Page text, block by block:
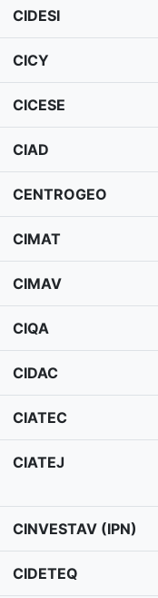
CIDESI
CICY
CICESE
CIAD
CENTROGEO
CIMAT
CIMAV
CIQA
CIDAC
CIATEC
CIATEJ
CINVESTAV (IPN)
CIDETEQ